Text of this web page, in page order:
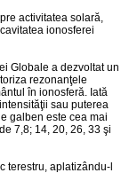
activitatea solară,
ionosferei
Globale a dezvoltat un
rezonanţele
în ionosferă. Iată
sau puterea
galben este cea mai
7,8; 14, 20, 26, 33 şi
terestru, aplatizându-l